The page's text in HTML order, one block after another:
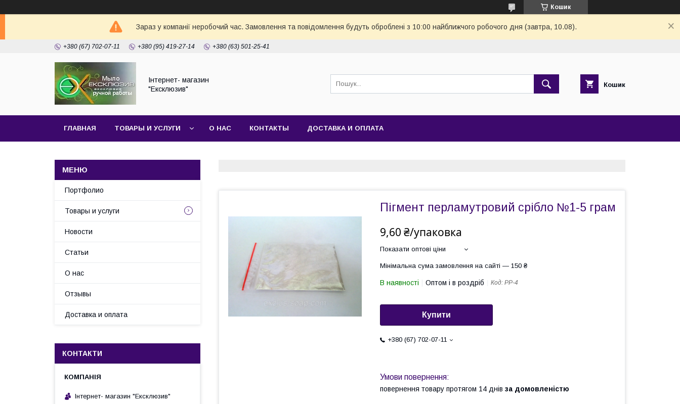
Кошик
Зараз у компанії неробочий час. Замовлення та повідомлення будуть оброблені з 10:00 найближчого робочого дня (завтра, 10.08).
+380 (67) 702-07-11 +380 (95) 419-27-14 +380 (63) 501-25-41
Інтернет- магазин
"Ексклюзив"
Кошик
ГЛАВНАЯ ТОВАРЫ И УСЛУГИ О НАС КОНТАКТЫ ДОСТАВКА И ОПЛАТА
Пігмент перламутровий срібло №1-5 грам
9,60 ₴/упаковка
Показати оптові ціни
Мінімальна сума замовлення на сайті — 150 ₴
В наявності Оптом і в роздріб Код: РР-4
Купити
+380 (67) 702-07-11
повернення товару протягом 14 днів за домовленістю
Портфолио
Товары и услуги
Новости
Статьи
О нас
Отзывы
Доставка и оплата
КОНТАКТИ
Інтернет- магазин "Ексклюзив"